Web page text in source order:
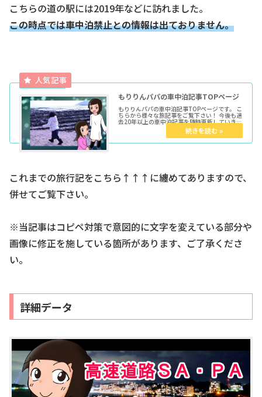
こちらの道の駅には2019年などに訪れました。
この時点では車中泊禁止との情報は出ておりません。
もりりんパパの車中泊記事TOPページ
もりりんパパの車中泊記事TOPページです。 こ
ちらから様々な旅記事をご覧下さい！ 今後も過
去20年以上の車中泊記事を随時更新していきま
す。 ★各種トップページはこちらからどうぞ育
児マンガTOP車中泊TOPきょうだい児TOPウー
マンエキサイト...
これまでの旅行記をこちら↑↑↑に纏めてありますので、
併せてご覧下さい。
※当記事はコピペ対策で意図的に文字を変えている部分や
画像に修正を施している箇所があります、ご了承くださ
い。
詳細データ